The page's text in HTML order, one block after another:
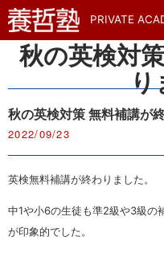
PRIVATE
秋の英検対
り
秋の英検対策 無料補講が
2022/09/23
英検無料補講が終わりました。
中1や小6の生徒も準2級や3級の
が印象的でした。